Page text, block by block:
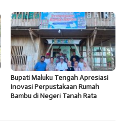
Bupati Maluku Tengah Apresiasi
Inovasi Perpustakaan Rumah
Bambu di Negeri Tanah Rata